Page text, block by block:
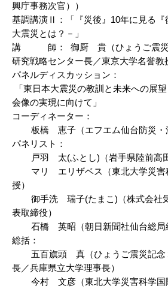
興庁事務次官））
基調講演Ⅱ：「『災後』10年に見る
大震災とは？－」
講 師： 御厨 貴（ひょうご震災
研究戦略センター長／東京大学名誉教
パネルディスカッション：
「東日本大震災の教訓と未来への展
会像の実現に向けて」
コーディネーター：
板橋 恵子（エフエム仙台防災・減
パネリスト：
戸羽 太(ふとし)（岩手県陸前高田
マリ エリザベス（東北大学災害
授）
御手洗 瑞子(たまこ)（株式会社気
表取締役）
石橋 英昭（朝日新聞社仙台総局
総括：
五百旗頭 真（ひょうご震災記念
長／兵庫県立大学理事長）
今村 文彦（東北大学災害科学国際